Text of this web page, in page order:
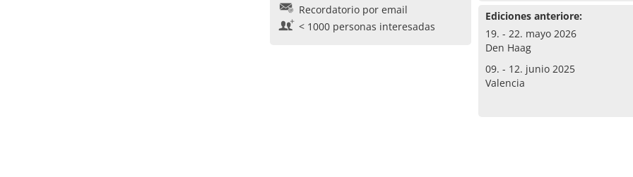
Recordatorio por email
< 1000 personas interesadas
Ediciones anteriore:
19. - 22. mayo 2026
Den Haag
09. - 12. junio 2025
Valencia